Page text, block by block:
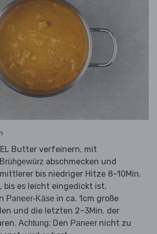
Butter verfeinern, mit
abschmecken und
bis niedriger Hitze 8–10Min.
bis es leicht eingedickt ist.
Paneer-Käse in ca. 1cm große
und die letzten 2–3Min. der
Achtung: Den Paneer nicht zu